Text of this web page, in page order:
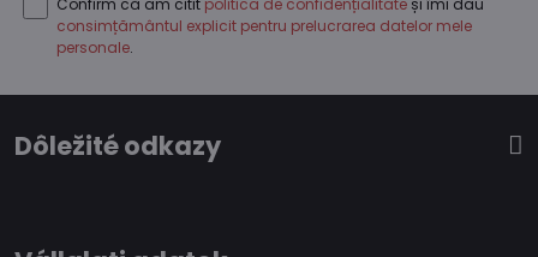
consimțământul explicit pentru prelucrarea datelor mele
personale.
Dôležité odkazy